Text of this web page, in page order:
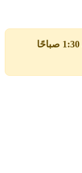
الطلبات متاحة يوميًا من الساعة ٢ ظهرًا حتى 1:30 صباحًا